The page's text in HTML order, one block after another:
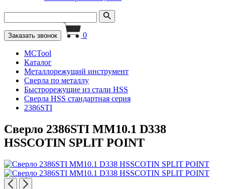
Заказать звонок 0
MCTool
Каталог
Металлорежущий инструмент
Сверла по металлу
Быстрорежущие из стали HSS
Сверла HSS стандартная серия
2386STI
Сверло 2386STI MM10.1 D338
HSSCOTIN SPLIT POINT